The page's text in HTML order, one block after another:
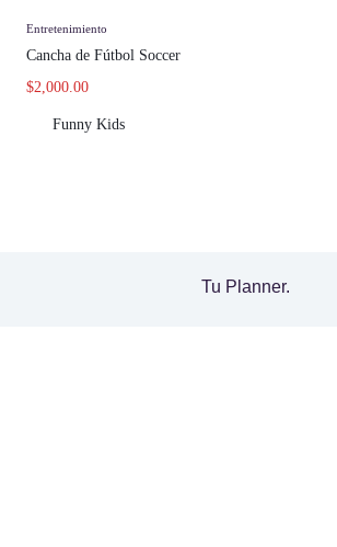
Entretenimiento
Cancha de Fútbol Soccer
$2,000.00
Funny Kids
Tu Planner.